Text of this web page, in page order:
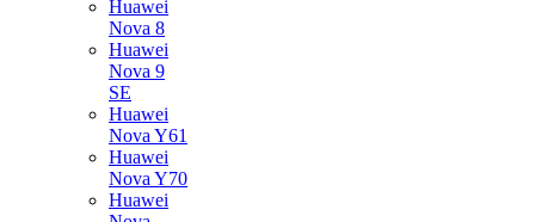
Huawei
Nova 8
Huawei
Nova 9
SE
Huawei
Nova Y61
Huawei
Nova Y70
Huawei